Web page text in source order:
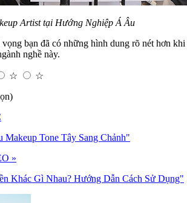
Artist tại Hướng Nghiệp Á Âu
bạn đã có những hình dung rõ nét hơn khi
nghề này.
☆
☆
Tone Tây Sang Chảnh"
»
Khác Gì Nhau? Hướng Dẫn Cách Sử Dụng"